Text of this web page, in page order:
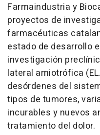
Farmaindustria y
proyectos de
farmacéuticas
estado de desarrollo
investigación
lateral amiotrófica
desórdenes del
tipos de tumores,
incurables y nuevos
tratamiento del dolor.